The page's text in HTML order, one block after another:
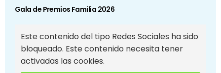
Gala de Premios Familia 2026
Este contenido del tipo Redes Sociales ha sido
bloqueado. Este contenido necesita tener
activadas las cookies.